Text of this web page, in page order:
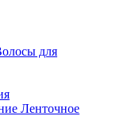
для
Ленточное